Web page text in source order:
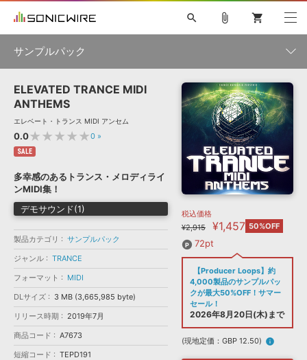
ソフト音源 »
プラグイン・エフェクト »
サンプルパック »
ソフトウェア／ツール »
DAW »
効果音 »
BGM »
キャンペーン »
特集 »
ニュースレター »
SONICWIREブログ »
製品サポート情報 »
DTMガイド »
FAQ »
お問い合わせ »
音楽カード
楽曲配信流通サービス
無償のサウンド管理ソフト
search
初音ミク NT 鏡音リン・レン V4X 巡音ルカ V4X
MEIKO V3
KAITO V3
TOONTRACK
SPITFIRE AUDIO
VIENNA
EZ DRUMMER 3
ライセンスフリーBGM
ボーカル抜き出し
DUBSTEP
MUTANT
ROUTER.FM
SONOCA
ソフト音源 プラグイン・エフェクト
ソフトウェア／ツール 効果音
attach_file shopping_cart
サンプルパック
製品一覧
ジャンル
フォーマット
ランキング
ELEVATED TRANCE MIDI
ANTHEMS
エレベート・トランス MIDI アンセム
0.0★★★★★0 »
SALE
多幸感のあるトランス・メロディライ
ンMIDI集！
デモサウンド(1)
製品カテゴリ
サンプルパック
ジャンル
TRANCE
フォーマット
MIDI
DLサイズ
3 MB (3,665,985 byte)
リリース時期
2019年7月
商品コード
A7673
短縮コード
TEPD191
税込価格
¥2,915
¥1,457 50%OFF
72pt
【Producer Loops】約
4,000製品のサンプルパッ
クが最大50%OFF！サマー
セール！
2026年8月20日(木)まで
(現地定価：GBP 12.50) info